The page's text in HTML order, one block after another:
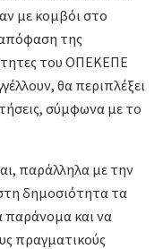
με κομβόι στο
της
του ΟΠΕΚΕΠΕ
θα περιπλέξει
σύμφωνα με το
παράλληλα με την
δημοσιότητα τα
και να
πραγματικούς